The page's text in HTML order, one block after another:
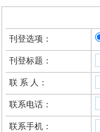
刊登选项：
刊登标题：
联 系 人：
联系电话：
联系手机：